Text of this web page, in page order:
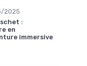
2025
:
en
immersive